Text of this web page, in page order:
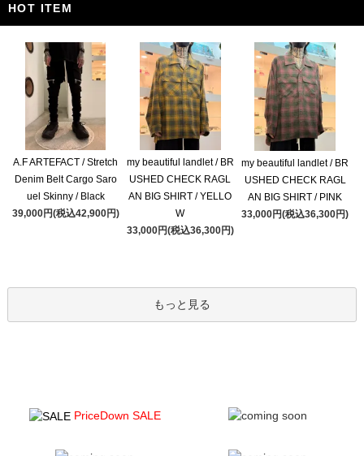
HOT ITEM
A.F ARTEFACT / Stretch
Denim Belt Cargo Saro
uel Skinny / Black
39,000円(税込42,900円)
my beautiful landlet / BR
USHED CHECK RAGL
AN BIG SHIRT / YELLO
W
33,000円(税込36,300円)
my beautiful landlet / BR
USHED CHECK RAGL
AN BIG SHIRT / PINK
33,000円(税込36,300円)
もっと見る
PriceDown SALE